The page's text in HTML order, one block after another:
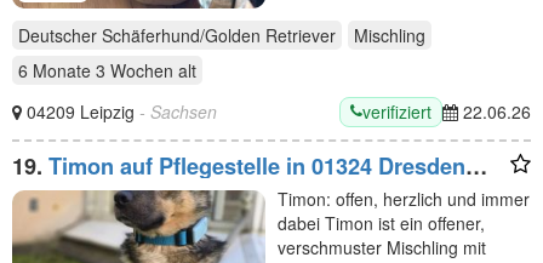
Deutscher Schäferhund/Golden Retriever
Mischling
6 Monate 3 Wochen alt
04209 Leipzig - Sachsen verifiziert 22.06.26
19. Timon auf Pflegestelle in 01324 Dresden
sucht sein Für-immer-ZuhauseTimon: offen, herzlich und immer
dabei Timon ist ein offener,
verschmuster Mischling mit